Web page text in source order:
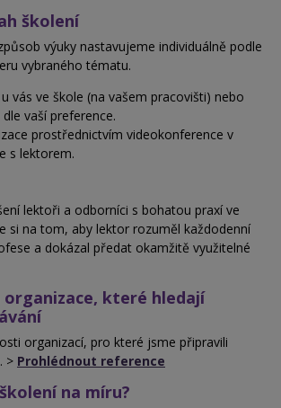
školení
výuky nastavujeme individuálně podle
vybraného tématu.
u vás ve škole (na vašem pracovišti) nebo
vaší preference.
prostřednictvím videokonference v
s lektorem.
lektoři a odborníci s bohatou praxí ve
si na tom, aby lektor rozuměl každodenní
a dokázal předat okamžitě využitelné
organizace, které hledají
organizací, pro které jsme připravili
> Prohlédnout reference
na míru?